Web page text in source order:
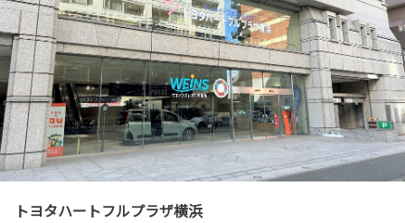
トヨタハートフルプラザ横浜